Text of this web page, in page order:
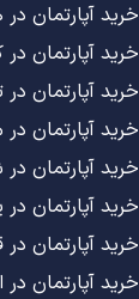
خرید آپارتمان
خرید آپارتمان در
خرید آپارتمان در
خرید آپارتمان
خرید آپارتمان در
خرید آپارتمان در
خرید آپارتمان در
خرید آپارتمان